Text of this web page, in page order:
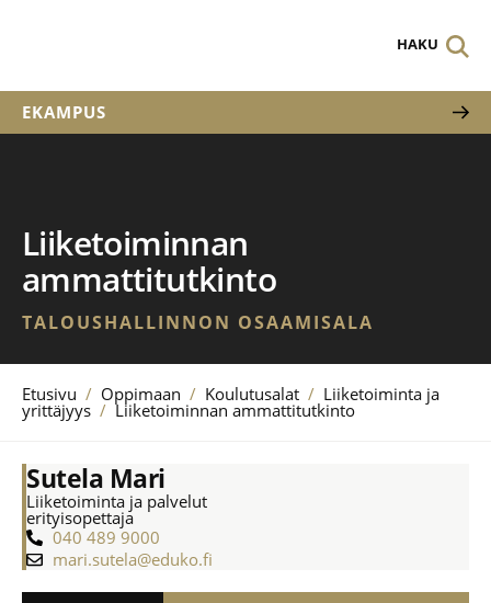
HAKU
EKAMPUS
Liiketoiminnan
ammattitutkinto
TALOUSHALLINNON OSAAMISALA
Etusivu / Oppimaan / Koulutusalat / Liiketoiminta ja
yrittäjyys / Liiketoiminnan ammattitutkinto
Sutela Mari
Liiketoiminta ja palvelut
erityisopettaja
040 489 9000
mari.sutela@eduko.fi